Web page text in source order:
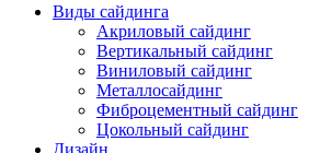
Виды сайдинга
Акриловый сайдинг
Вертикальный сайдинг
Виниловый сайдинг
Металлосайдинг
Фиброцементный сайдинг
Цокольный сайдинг
Дизайн